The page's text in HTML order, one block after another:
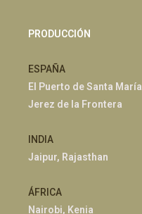
PRODUCCIÓN
ESPAÑA
El Puerto de Santa María
Jerez de la Frontera
INDIA
Jaipur, Rajasthan
ÁFRICA
Nairobi, Kenia